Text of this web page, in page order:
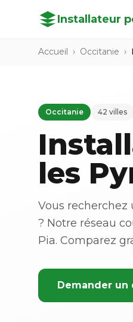
Installateur
Accueil › Occitanie ›
Occitanie 42 villes
les
Vous recherchez
? Notre réseau
Pia. Comparez
Demander un